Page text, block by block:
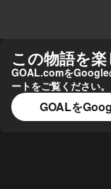
この物語を
GOAL.comをGoogle
ートをご覧ください。
GOALを